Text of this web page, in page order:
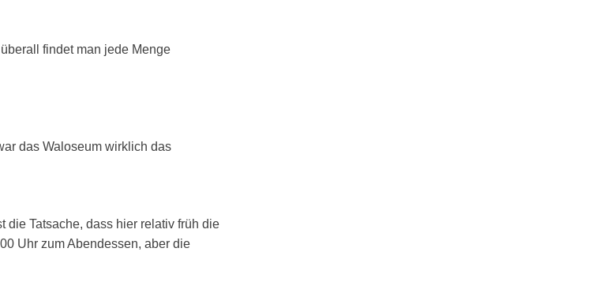
findet man jede Menge
das Waloseum wirklich das
die Tatsache, dass hier relativ früh die
Uhr zum Abendessen, aber die